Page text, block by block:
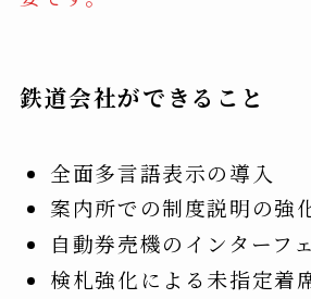
鉄道会社ができること
全面多言語表示の導入
案内所での制度説明の強
自動券売機のインターフ
検札強化による未指定着